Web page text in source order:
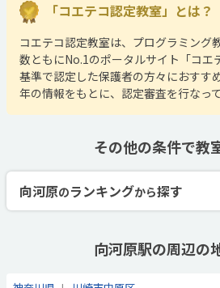
「コエテコ認定教室」とは？
コエテコ認定教室は、プログラミング
数ともにNo.1のポータルサイト「コエ
基準で認定した保護者の方々におすす
年の情報をもとに、認定審査を行なって
その他の条件で教
向河原のランキングから探す
向河原駅の周辺の